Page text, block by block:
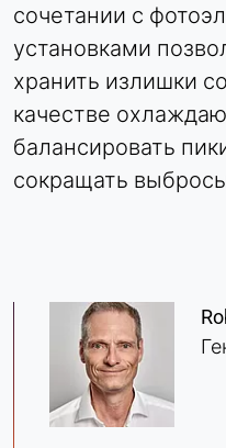
сочетании с
установками
хранить излишки
качестве
балансировать
сокращать выбросы
Matomo
Heat Transfer
МАРКЕТИНГ
Используется для